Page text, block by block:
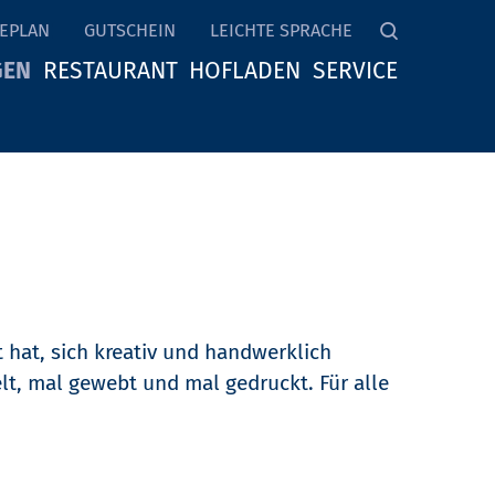
GUTSCHEIN LEICHTE SPRACHE
RESTAURANT HOFLADEN SERVICE
hat, sich kreativ und handwerklich
mal gewebt und mal gedruckt. Für alle